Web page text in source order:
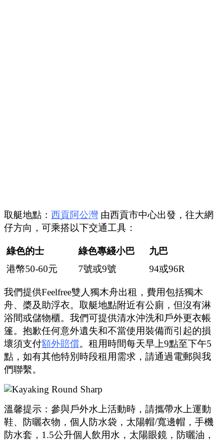
取艇地點： 西貢阿公灣 由西貢市中心出發，往大網
仔方向，可乘搭以下交通工具：
綠色的士 綠色專綫小巴
九巴
港幣50-60元
7號或9號 94或96R
我們提供Feelfree雙人獨木舟出租，費用包括獨木
舟、槳及助浮衣。取艇地點附近有公廁，但沒有淋
浴間或儲物櫃。我們可提供清水沖洗和戶外更衣帳
篷。抱歉任何意外遺失和不當使用裝備而引起的損
壞須支付額外賠償。租用時間每天早上9點至下午5
點，如有其他特別時段租用需求，請通過電郵與我
們聯繫。
溫馨提示：參與戶外水上活動時，請攜帶水上運動
鞋、防曬衣物，個人防水袋，太陽帽/寬邊帽，手機
防水套，1.5公升個人飲用水，太陽眼鏡，防曬油，